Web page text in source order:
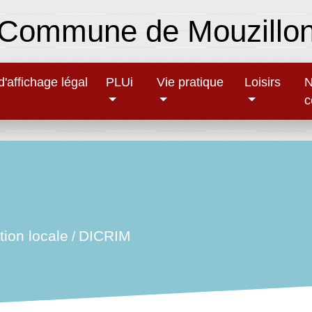
de
légal PLUi Vie pratique Loisirs
locale / DICRIM